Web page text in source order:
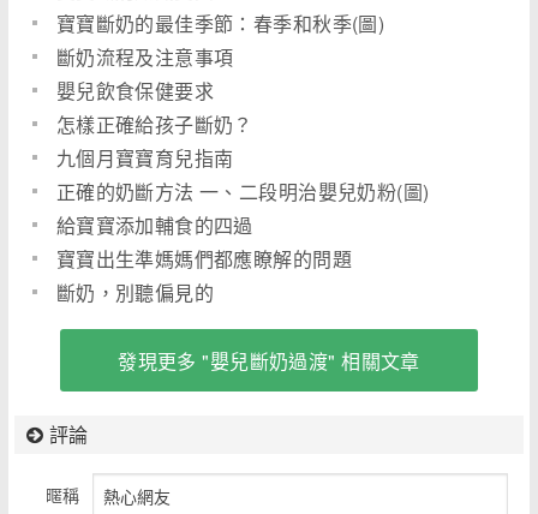
寶寶斷奶的最佳季節：春季和秋季(圖)
斷奶流程及注意事項
嬰兒飲食保健要求
怎樣正確給孩子斷奶？
九個月寶寶育兒指南
正確的奶斷方法 一、二段明治嬰兒奶粉(圖)
給寶寶添加輔食的四過
寶寶出生準媽媽們都應瞭解的問題
斷奶，別聽偏見的
發現更多 "嬰兒斷奶過渡" 相關文章
評論
暱稱